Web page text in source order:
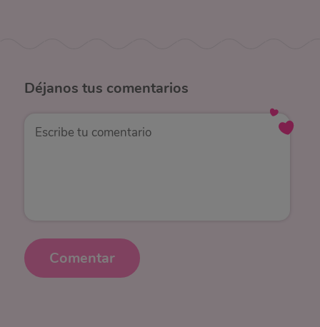
Déjanos tus comentarios
Comentar